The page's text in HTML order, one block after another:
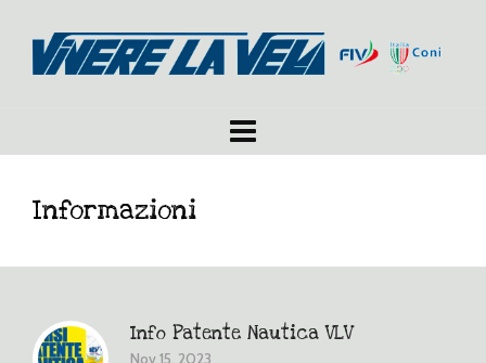
Informazioni
Info Patente Nautica VLV
Nov 15, 2023